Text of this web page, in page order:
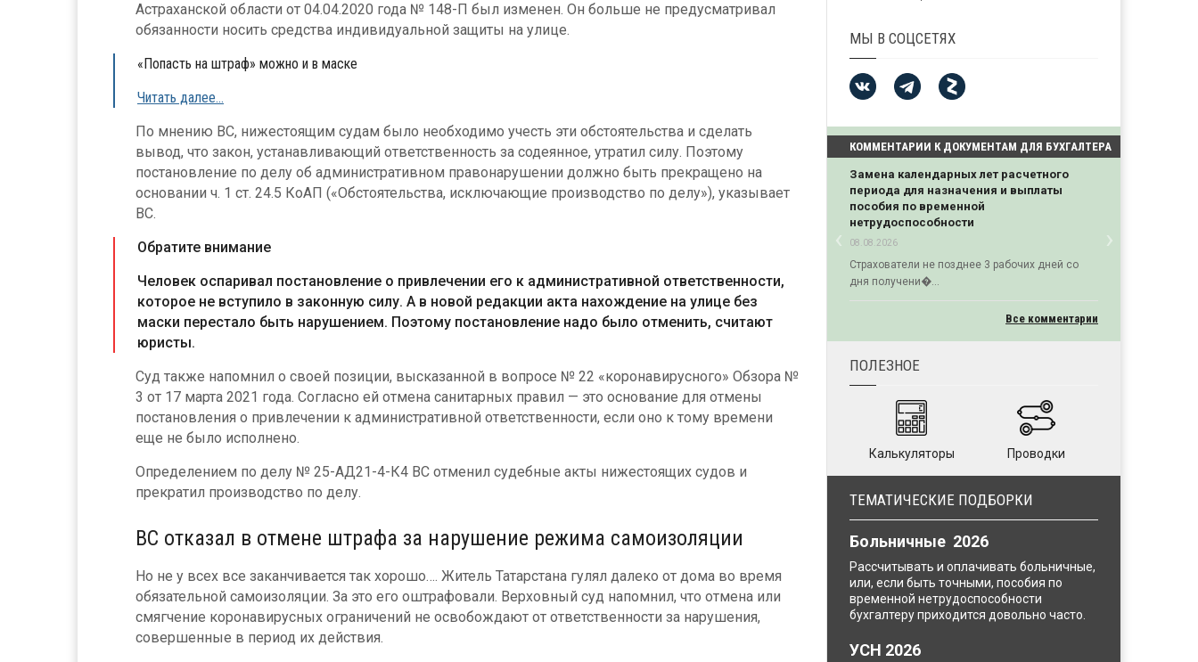
Астраханской области от 04.04.2020 года № 148-П был изменен. Он больше не предусматривал
обязанности носить средства индивидуальной защиты на улице.
«Попасть на штраф» можно и в маске
Читать далее…
По мнению ВС, нижестоящим судам было необходимо учесть эти обстоятельства и сделать
вывод, что закон, устанавливающий ответственность за содеянное, утратил силу. Поэтому
постановление по делу об административном правонарушении должно быть прекращено на
основании ч. 1 ст. 24.5 КоАП («Обстоятельства, исключающие производство по делу»), указывает
ВС.
Обратите внимание
Человек оспаривал постановление о привлечении его к административной ответственности,
которое не вступило в законную силу. А в новой редакции акта нахождение на улице без
маски перестало быть нарушением. Поэтому постановление надо было отменить, считают
юристы.
Суд также напомнил о своей позиции, высказанной в вопросе № 22 «коронавирусного» Обзора №
3 от 17 марта 2021 года. Согласно ей отмена санитарных правил — это основание для отмены
постановления о привлечении к административной ответственности, если оно к тому времени
еще не было исполнено.
Определением по делу № 25-АД21-4-К4 ВС отменил судебные акты нижестоящих судов и
прекратил производство по делу.
ВС отказал в отмене штрафа за нарушение режима самоизоляции
Но не у всех все заканчивается так хорошо…. Житель Татарстана гулял далеко от дома во время
обязательной самоизоляции. За это его оштрафовали. Верховный суд напомнил, что отмена или
смягчение коронавирусных ограничений не освобождают от ответственности за нарушения,
совершенные в период их действия.
МЫ В СОЦСЕТЯХ
КОММЕНТАРИИ К ДОКУМЕНТАМ ДЛЯ БУХГАЛТЕРА
Замена календарных лет расчетного
периода для назначения и выплаты
пособия по временной
нетрудоспособности
08.08.2026
Страхователи не позднее 3 рабочих дней со
дня получени�...
‹Previous ›Next
Все комментарии
ПОЛЕЗНОЕ
Калькуляторы Проводки
ТЕМАТИЧЕСКИЕ ПОДБОРКИ
Больничные 2026
Рассчитывать и оплачивать больничные,
или, если быть точными, пособия по
временной нетрудоспособности
бухгалтеру приходится довольно часто.
УСН 2026